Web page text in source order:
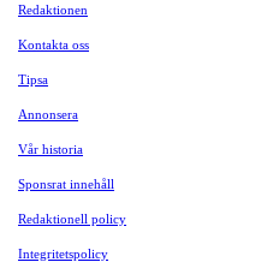
Redaktionen
Kontakta oss
Tipsa
Annonsera
Vår historia
Sponsrat innehåll
Redaktionell policy
Integritetspolicy